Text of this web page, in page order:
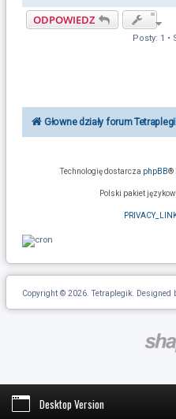
ODPOWIEDZ
Głowne działy forum
Technologię dostarcza phpBB®
Polski pakiet
Copyright © 2026. Tetraplegik. Designed
Desktop Version